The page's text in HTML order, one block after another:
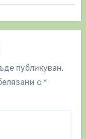
публикуван.
с *